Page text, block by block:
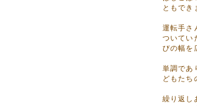
キュートなペンギン柄&お天気アニマル柄のレインシュ
ともでき
運転手さ
ついてい
びの幅を
単調であ
どもたち
繰り返し